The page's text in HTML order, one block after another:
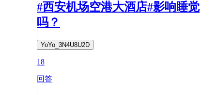
#西安机场空港大酒店#影响睡觉
吗？
YoYo_3N4U8U2D
18
回答